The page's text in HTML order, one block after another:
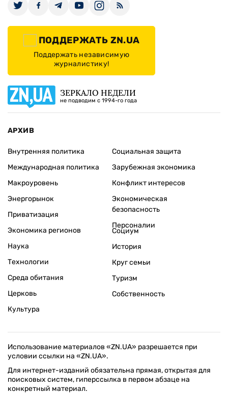
ПОДДЕРЖАТЬ ZN.UA
Поддержать независимую
журналистику!
ЗЕРКАЛО НЕДЕЛИ
не подводим с 1994-го года
АРХИВ
Внутренняя политика
Международная политика
Макроуровень
Энергорынок
Приватизация
Экономика регионов
Социальная защита
Зарубежная экономика
Конфликт интересов
Экономическая
безопасность
Персоналии
Наука
Технологии
Среда обитания
Церковь
Культура
Социум
История
Круг семьи
Туризм
Собственность
Использование материалов «ZN.UA» разрешается при
условии ссылки на «ZN.UA».
Для интернет-изданий обязательна прямая, открытая для
поисковых систем, гиперссылка в первом абзаце на
конкретный материал.